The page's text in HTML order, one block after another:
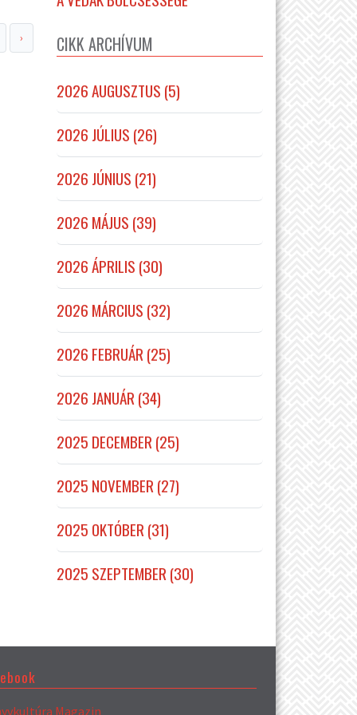
› CIKK ARCHÍVUM
2026 AUGUSZTUS (5)
2026 JÚLIUS (26)
2026 JÚNIUS (21)
2026 MÁJUS (39)
2026 ÁPRILIS (30)
2026 MÁRCIUS (32)
2026 FEBRUÁR (25)
2026 JANUÁR (34)
2025 DECEMBER (25)
2025 NOVEMBER (27)
2025 OKTÓBER (31)
2025 SZEPTEMBER (30)
Magazin